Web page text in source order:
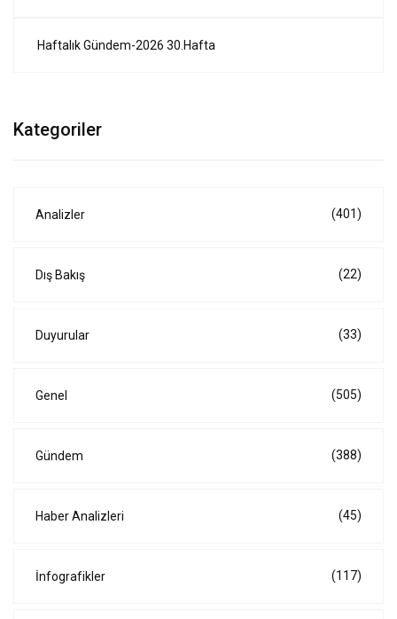
Haftalık Gündem-2026 30.Hafta
Kategoriler
Analizler (401)
Dış Bakış (22)
Duyurular (33)
Genel (505)
Gündem (388)
Haber Analizleri (45)
İnfografikler (117)